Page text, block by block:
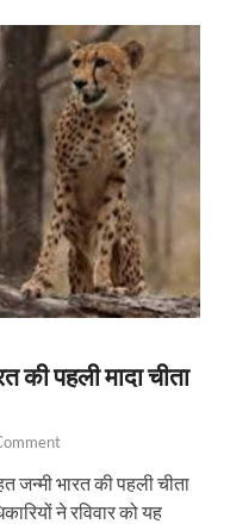
की पहली मादा चीता
जन्मी भारत की पहली चीता
ने रविवार को यह